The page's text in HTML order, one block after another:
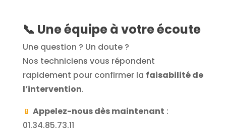
📞 Une équipe à votre écoute
Une question ? Un doute ?
Nos techniciens vous répondent
rapidement pour confirmer la faisabilité de
l’intervention.
📱 Appelez-nous dès maintenant :
01.34.85.73.11